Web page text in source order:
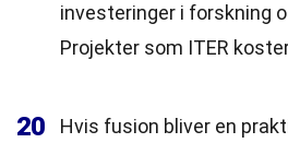
investeringer i forskning
Projekter som ITER
20
Hvis fusion bliver en